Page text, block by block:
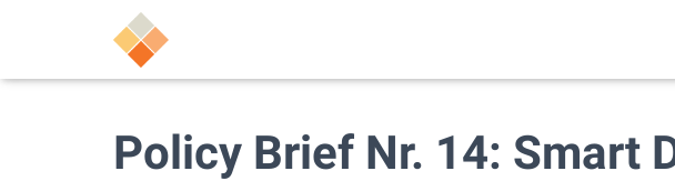
Policy Brief Nr. 14: Smart